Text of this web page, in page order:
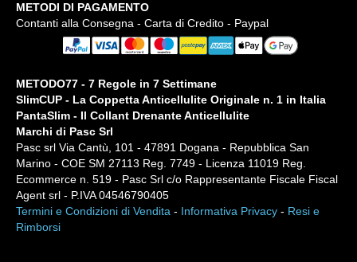
METODI DI PAGAMENTO
Contanti alla Consegna - Carta di Credito - Paypal
METODO77 - 7 Regole in 7 Settimane
SlimCUP - La Coppetta Anticellulite Originale n. 1 in Italia
PantaSlim - Il Collant Drenante Anticellulite
Marchi di Pasc Srl
Pasc srl Via Cantù, 101 - 47891 Dogana - Repubblica San
Marino - COE SM 27113 Reg. 7749 - Licenza 11019 Reg.
Ecommerce n. 519 - Pasc Srl c/o Rappresentante Fiscale Fiscal
Agent srl - P.IVA 04546790405
Termini e Condizioni di Vendita - Informativa Privacy - Resi e
Rimborsi